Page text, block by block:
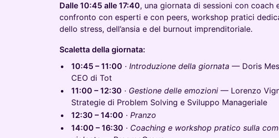
Dalle 10:45 alle 17:40, una giornata di sessioni con coach
confronto con esperti e con peers, workshop pratici
dello stress, dell’ansia e del burnout imprenditoriale.
Scaletta della giornata:
10:45 – 11:00 · Introduzione della giornata — Doris
CEO di Tot
11:00 – 12:30 · Gestione delle emozioni — Lorenzo
Strategie di Problem Solving e Sviluppo Manageriale
12:30 – 14:00 · Pranzo
14:00 – 16:30 · Coaching e workshop pratico sulla